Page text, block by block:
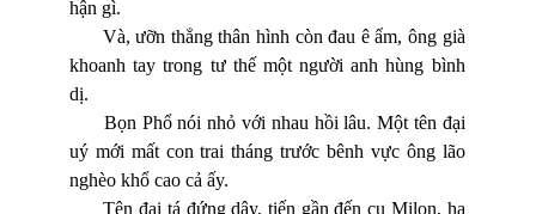
hận gì.
Và, ưỡn thẳng thân hình còn đau ê ẩm, ông già
khoanh tay trong tư thế một người anh hùng bình
dị.
Bọn Phổ nói nhỏ với nhau hồi lâu. Một tên đại
uý mới mất con trai tháng trước bênh vực ông lão
nghèo khổ cao cả ấy.
Tên đại tá đứng dậy, tiến gần đến cụ Milon, hạ